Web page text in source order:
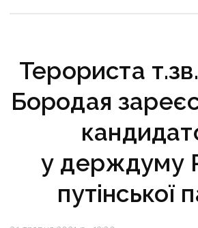
Терориста
Бородая
у держдуму
путінської